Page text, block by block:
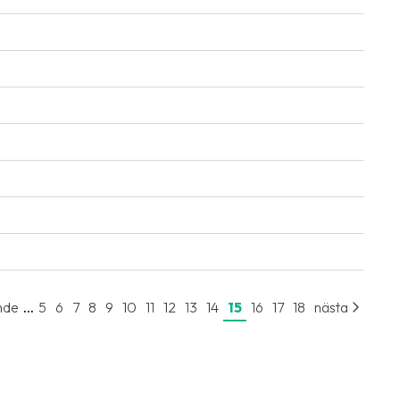
... 5 6 7 8 9 10 11 12 13 14 15 16 17 18 nästa